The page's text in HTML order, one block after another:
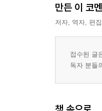
만든 이 코
저자, 역자, 편
접수된 글
독자 분들